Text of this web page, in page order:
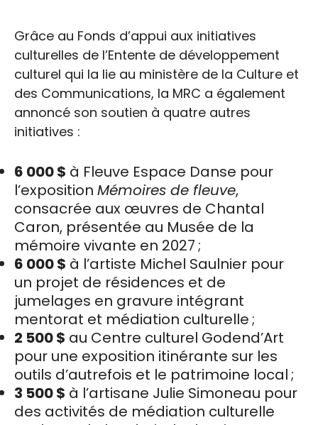
Grâce au Fonds d’appui aux initiatives
culturelles de l’Entente de développement
culturel qui la lie au ministère de la Culture et
des Communications, la MRC a également
annoncé son soutien à quatre autres
initiatives :
6 000 $ à Fleuve Espace Danse pour
l’exposition Mémoires de fleuve,
consacrée aux œuvres de Chantal
Caron, présentée au Musée de la
mémoire vivante en 2027 ;
6 000 $ à l’artiste Michel Saulnier pour
un projet de résidences et de
jumelages en gravure intégrant
mentorat et médiation culturelle ;
2 500 $ au Centre culturel Godend’Art
pour une exposition itinérante sur les
outils d’autrefois et le patrimoine local ;
3 500 $ à l’artisane Julie Simoneau pour
des activités de médiation culturelle